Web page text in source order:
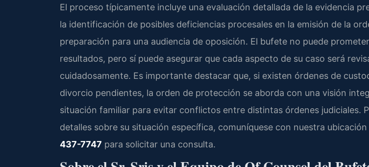
El proceso típicamente incluye una evaluación detallada de la evidencia
la identificación de posibles deficiencias procesales en la emisión de la
preparación para una audiencia de oposición. El bufete no puede prometer
resultados, pero sí puede asegurar que cada aspecto de su caso será
cuidadosamente. Es importante destacar que, si existen órdenes de
divorcio pendientes, la orden de protección se aborda con una visión
situación familiar para evitar conflictos entre distintas órdenes judiciales.
detalles sobre su situación específica, comuníquese con nuestra ubicación
437-7747 para solicitar una consulta.